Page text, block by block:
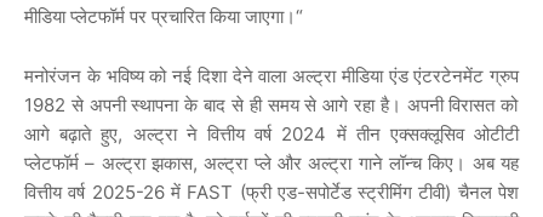
मीडिया प्लेटफॉर्म पर प्रचारित किया जाएगा।“
मनोरंजन के भविष्य को नई दिशा देने वाला अल्ट्रा मीडिया एंड एंटरटेनमेंट ग्रुप
1982 से अपनी स्थापना के बाद से ही समय से आगे रहा है। अपनी विरासत को
आगे बढ़ाते हुए, अल्ट्रा ने वित्तीय वर्ष2024 में तीन एक्सक्लूसिव ओटीटी
प्लेटफॉर्म – अल्ट्रा झकास,अल्ट्रा प्ले और अल्ट्रा गाने लॉन्च किए। अब यह
वित्तीय वर्ष2025-26 मेंFAST (फ्री एड-सपोर्टेड स्ट्रीमिंग टीवी) चैनल पेश